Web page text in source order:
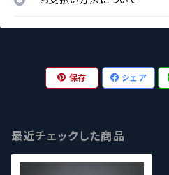
保存 シェア
最近チェックした商品